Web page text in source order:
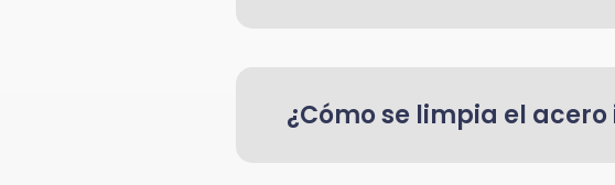
¿Cómo se limpia el